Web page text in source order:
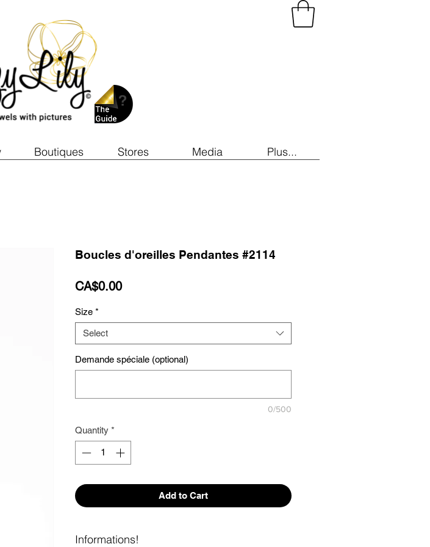
Boutiques Stores Media Plus...
Boucles d'oreilles Pendantes #2114
CA$0.00Price
Size *
Select
Demande spéciale (optional)
0/500
Quantity *
Add to Cart
Informations!